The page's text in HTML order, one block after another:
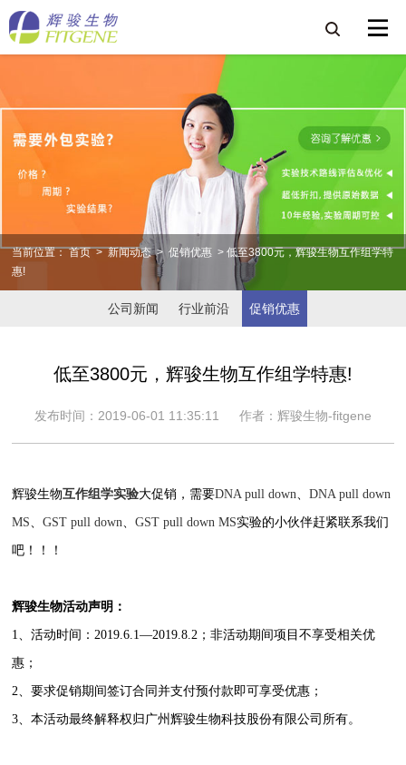
当前位置： 首页 > 新闻动态 > 促销优惠 > 低至3800元，辉骏生物互作组学特
惠!
公司新闻 行业前沿 促销优惠
低至3800元，辉骏生物互作组学特惠!
发布时间：2019-06-01 11:35:11 作者：辉骏生物-fitgene
辉骏生物互作组学实验大促销，需要DNA pull down 、DNA pull down
MS 、GST pull down 、GST pull down MS实验的小伙伴赶紧联系我们
吧！！！
辉骏生物活动声明：
1、活动时间：2019.6.1—2019.8.2；非活动期间项目不享受相关优
惠；
2、要求促销期间签订合同并支付预付款即可享受优惠；
3、本活动最终解释权归广州辉骏生物科技股份有限公司所有。